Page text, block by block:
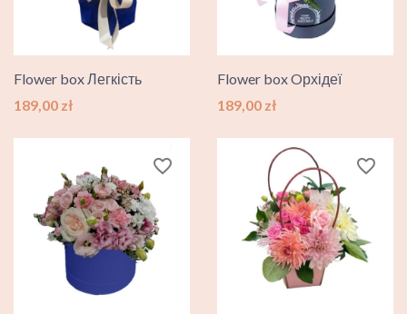
Flower box Легкість
Ціна
189,00 zł
Flower box Oрхідеї
Ціна
189,00 zł
favorite_border favorite_border